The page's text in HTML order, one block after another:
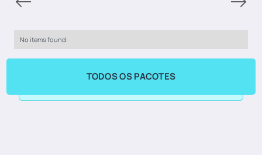
No items found.
TODOS OS PACOTES